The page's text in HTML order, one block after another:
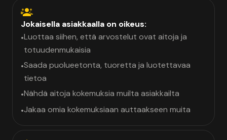
Jokaisella asiakkaalla on oikeus:
•Luottaa siihen, että arvostelut ovat aitoja ja
totuudenmukaisia
•Saada puolueetonta, tuoretta ja luotettavaa
tietoa
•Nähdä aitoja kokemuksia muilta asiakkailta
•Jakaa omia kokemuksiaan auttaakseen muita